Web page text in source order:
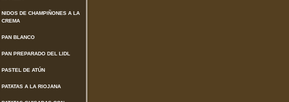
NIDOS DE CHAMPIÑONES A LA
CREMA
PAN BLANCO
PAN PREPARADO DEL LIDL
PASTEL DE ATÚN
PATATAS A LA RIOJANA